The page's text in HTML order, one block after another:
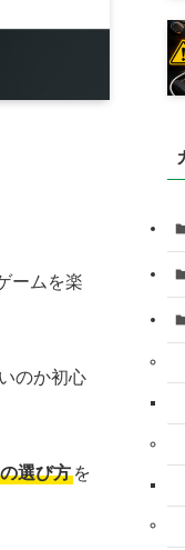
ームを楽
のか初心
選び方 を